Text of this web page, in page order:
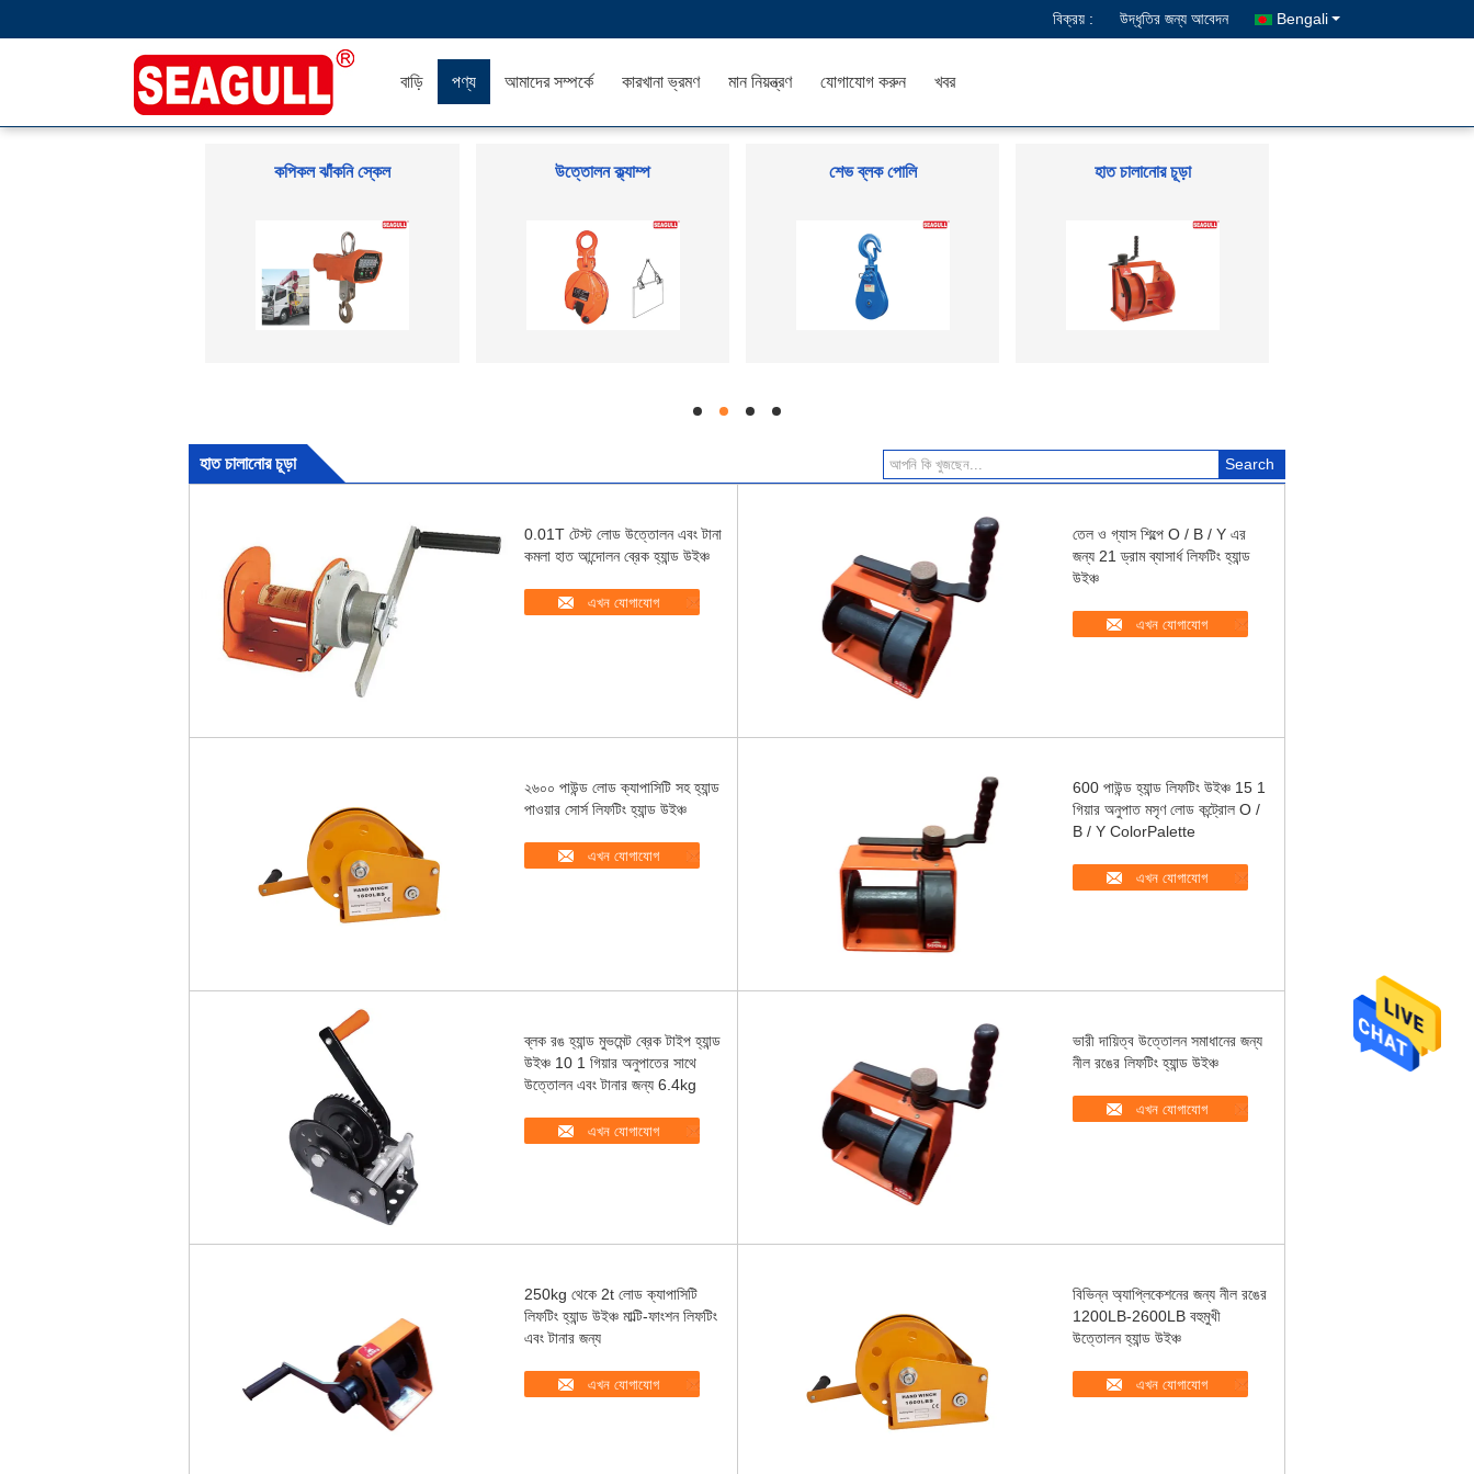
বিক্রয় : উদ্ধৃতির জন্য আবেদন Bengali
বাড়ি পণ্য আমাদের সম্পর্কে কারখানা ভ্রমণ মান নিয়ন্ত্রণ যোগাযোগ করুন খবর
কপিকল ঝাঁকনি স্কেল উত্তোলন ক্ল্যাম্প শেভ ব্লক পোলি হাত চালানোর চূড়া
hd hd hd hd
হাত চালানোর চূড়া
0.01T টেস্ট লোড উত্তোলন এবং টানা
কমলা হাত আন্দোলন ব্রেক হ্যান্ড উইঞ্চ
এখন যোগাযোগ
তেল ও গ্যাস শিল্পে O / B / Y এর
জন্য 21 ড্রাম ব্যাসার্ধ লিফটিং হ্যান্ড
উইঞ্চ
এখন যোগাযোগ
২৬০০ পাউন্ড লোড ক্যাপাসিটি সহ হ্যান্ড
পাওয়ার সোর্স লিফটিং হ্যান্ড উইঞ্চ
এখন যোগাযোগ
600 পাউন্ড হ্যান্ড লিফটিং উইঞ্চ 15 1
গিয়ার অনুপাত মসৃণ লোড কন্ট্রোল O /
B / Y ColorPalette
এখন যোগাযোগ
ব্লক রঙ হ্যান্ড মুভমেন্ট ব্রেক টাইপ হ্যান্ড
উইঞ্চ 10 1 গিয়ার অনুপাতের সাথে
উত্তোলন এবং টানার জন্য 6.4kg
এখন যোগাযোগ
ভারী দায়িত্ব উত্তোলন সমাধানের জন্য
নীল রঙের লিফটিং হ্যান্ড উইঞ্চ
এখন যোগাযোগ
250kg থেকে 2t লোড ক্যাপাসিটি
লিফটিং হ্যান্ড উইঞ্চ মাল্টি-ফাংশন লিফটিং
এবং টানার জন্য
এখন যোগাযোগ
বিভিন্ন অ্যাপ্লিকেশনের জন্য নীল রঙের
1200LB-2600LB বহুমুখী
উত্তোলন হ্যান্ড উইঞ্চ
এখন যোগাযোগ